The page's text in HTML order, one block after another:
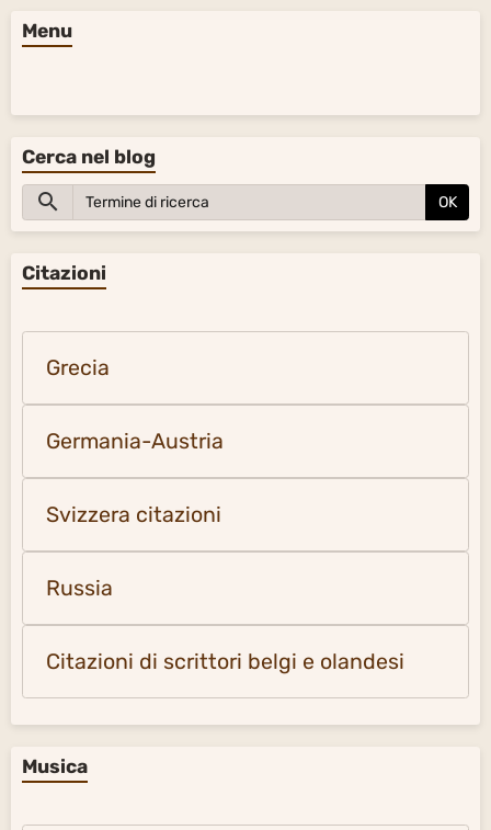
Menu
Cerca nel blog
OK
Citazioni
Grecia
Germania-Austria
Svizzera citazioni
Russia
Citazioni di scrittori belgi e olandesi
Musica